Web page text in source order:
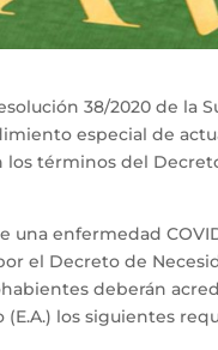
38/2020 de la
especial de
términos del
una enfermedad
el Decreto de
deberán
(E.A.) los siguientes